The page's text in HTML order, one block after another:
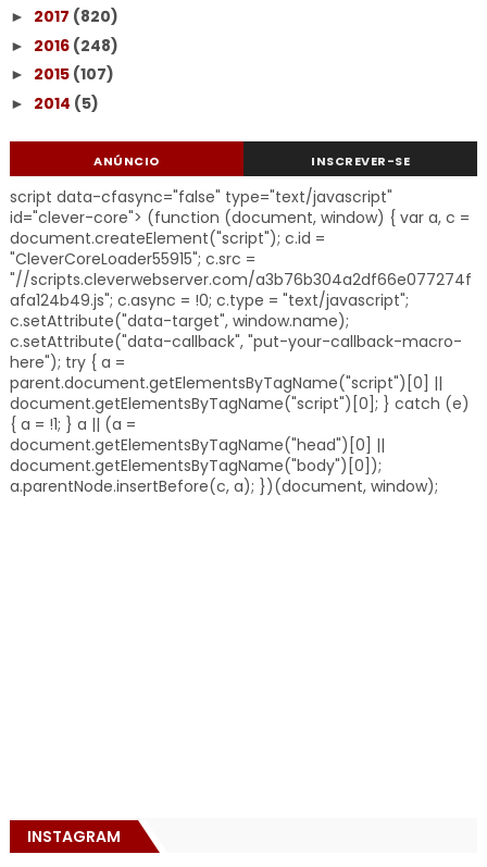
► 2017 (820)
► 2016 (248)
► 2015 (107)
► 2014 (5)
ANÚNCIO INSCREVER-SE
script data-cfasync="false" type="text/javascript"
id="clever-core"> (function (document, window) { var a, c =
document.createElement("script"); c.id =
"CleverCoreLoader55915"; c.src =
"//scripts.cleverwebserver.com/a3b76b304a2df66e077274f
afa124b49.js"; c.async = !0; c.type = "text/javascript";
c.setAttribute("data-target", window.name);
c.setAttribute("data-callback", "put-your-callback-macro-
here"); try { a =
parent.document.getElementsByTagName("script")[0] ||
document.getElementsByTagName("script")[0]; } catch (e)
{ a = !1; } a || (a =
document.getElementsByTagName("head")[0] ||
document.getElementsByTagName("body")[0]);
a.parentNode.insertBefore(c, a); })(document, window);
INSTAGRAM